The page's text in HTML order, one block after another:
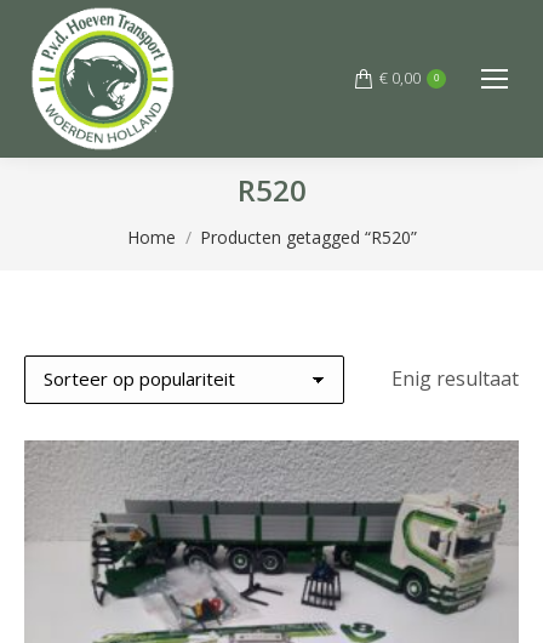
€ 0,00 0
R520
Je bent hier:
Home Producten getagged “R520”
Enig resultaat